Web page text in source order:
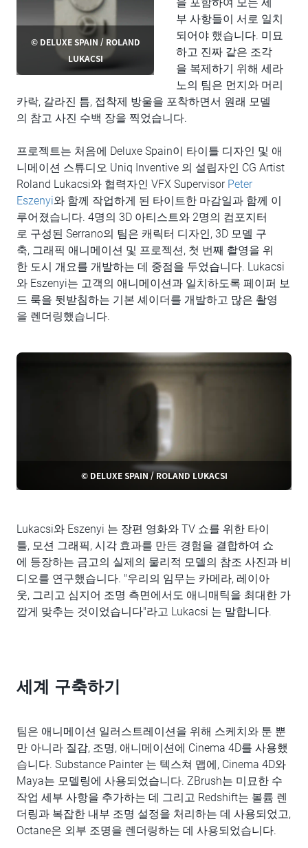
© DELUXE SPAIN / ROLAND
LUKACSI
부 사항들이 서로 일치
되어야 했습니다. 미묘
하고 진짜 같은 조각
을 복제하기 위해 세라
노의 팀은 먼지와 머리
카락, 갈라진 틈, 접착제 방울을 포착하면서 원래 모델
의 참고 사진 수백 장을 찍었습니다.
프로젝트는 처음에 Deluxe Spain이 타이틀 디자인 및 애
니메이션 스튜디오 Uniq Inventive 의 설립자인 CG Artist
Roland Lukacsi와 협력자인 VFX Supervisor Peter
Eszenyi와 함께 작업하게 된 타이트한 마감일과 함께 이
루어졌습니다. 4명의 3D 아티스트와 2명의 컴포지터
로 구성된 Serrano의 팀은 캐릭터 디자인, 3D 모델 구
축, 그래픽 애니메이션 및 프로젝션, 첫 번째 촬영을 위
한 도시 개요를 개발하는 데 중점을 두었습니다. Lukacsi
와 Eszenyi는 고객의 애니메이션과 일치하도록 페이퍼 보
드 룩을 뒷받침하는 기본 셰이더를 개발하고 많은 촬영
을 렌더링했습니다.
© DELUXE SPAIN / ROLAND LUKACSI
Lukacsi와 Eszenyi 는 장편 영화와 TV 쇼를 위한 타이
틀, 모션 그래픽, 시각 효과를 만든 경험을 결합하여 쇼
에 등장하는 금고의 실제의 물리적 모델의 참조 사진과 비
디오를 연구했습니다. "우리의 임무는 카메라, 레이아
웃, 그리고 심지어 조명 측면에서도 애니매틱을 최대한 가
깝게 맞추는 것이었습니다"라고 Lukacsi 는 말합니다.
세계 구축하기
팀은 애니메이션 일러스트레이션을 위해 스케치와 툰 뿐
만 아니라 질감, 조명, 애니메이션에 Cinema 4D를 사용했
습니다. Substance Painter 는 텍스쳐 맵에, Cinema 4D와
Maya는 모델링에 사용되었습니다. ZBrush는 미묘한 수
작업 세부 사항을 추가하는 데 그리고 Redshift는 볼륨 렌
더링과 복잡한 내부 조명 설정을 처리하는 데 사용되었고,
Octane은 외부 조명을 렌더링하는 데 사용되었습니다.